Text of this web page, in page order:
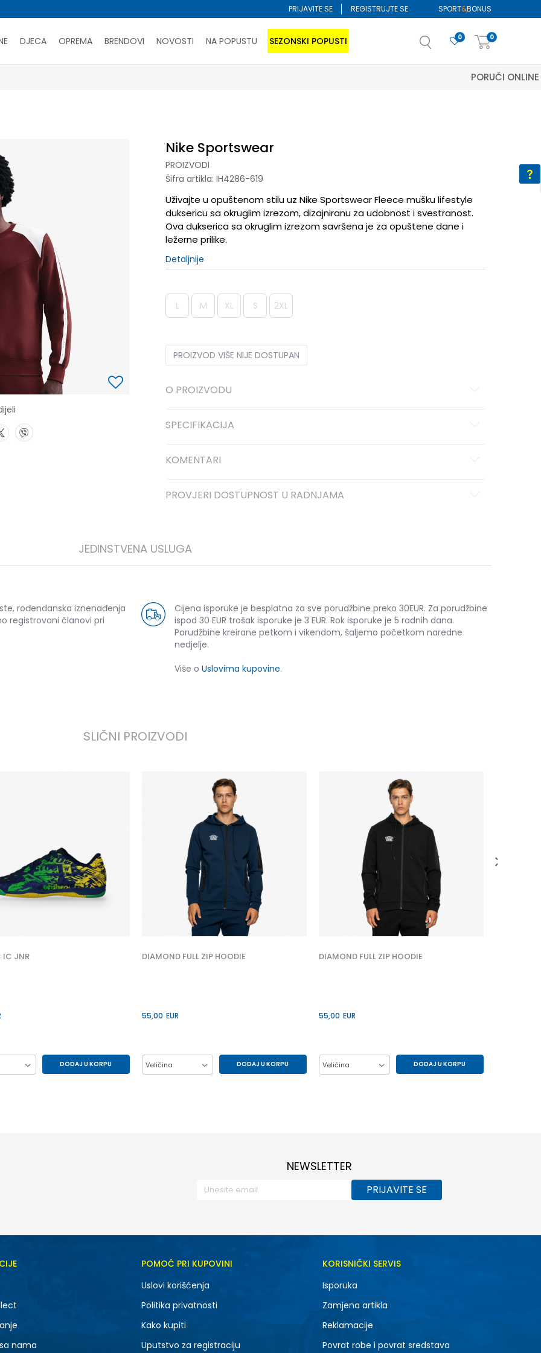
SPORT&BONUS
PRIJAVITE SE REGISTRUJTE SE
DJECA OPREMA BRENDOVI NOVOSTI NA POPUSTU SEZONSKI POPUSTI 0
0
Nike Sportswear
PROIZVODI
Šifra artikla: IH4286-619
Uživajte u opuštenom stilu uz Nike Sportswear Fleece mušku lifestyle
duksericu sa okruglim izrezom, dizajniranu za udobnost i svestranost.
Ova dukserica sa okruglim izrezom savršena je za opuštene dane i
ležerne prilike.
Detaljnije
L M XL S 2XL
PROIZVOD VIŠE NIJE DOSTUPAN
O PROIZVODU
SPECIFIKACIJA
KOMENTARI
PROVJERI DOSTUPNOST U RADNJAMA
JEDINSTVENA USLUGA
rođendanska iznenađenja
registrovani članovi pri
Cijena isporuke je besplatna za sve porudžbine preko 30EUR. Za porudžbine
ispod 30 EUR trošak isporuke je 3 EUR. Rok isporuke je 5 radnih dana.
Porudžbine kreirane petkom i vikendom, šaljemo početkom naredne
nedjelje.
Više o Uslovima kupovine.
SLIČNI PROIZVODI
IC JNR
DODAJ U KORPU
DIAMOND FULL ZIP HOODIE
55,00 EUR
Veličina DODAJ U KORPU
DIAMOND FULL ZIP HOODIE
55,00 EUR
Veličina DODAJ U KORPU
59,00
NEWSLETTER
PRIJAVITE SE
nama
POMOĆ PRI KUPOVINI
Uslovi korišćenja
Politika privatnosti
Kako kupiti
Uputstvo za registraciju
KORISNIČKI SERVIS
Isporuka
Zamjena artikla
Reklamacije
Povrat robe i povrat sredstava